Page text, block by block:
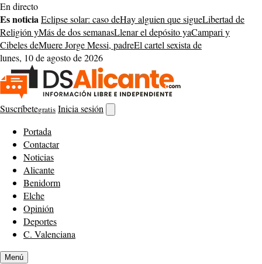
Saltar
al
contenido
En directo
Es noticiaEclipse solar: caso deHay alguien que sigueLibertad de
Religión yMás de dos semanasLlenar el depósito yaCampari y
Cibeles deMuere Jorge Messi, padreEl cartel sexista de
lunes, 10 de agosto de 2026
Suscríbetegratis Inicia sesión
buscador
Portada
Contactar
Noticias
Alicante
Benidorm
Elche
Opinión
Deportes
C. Valenciana
Menú